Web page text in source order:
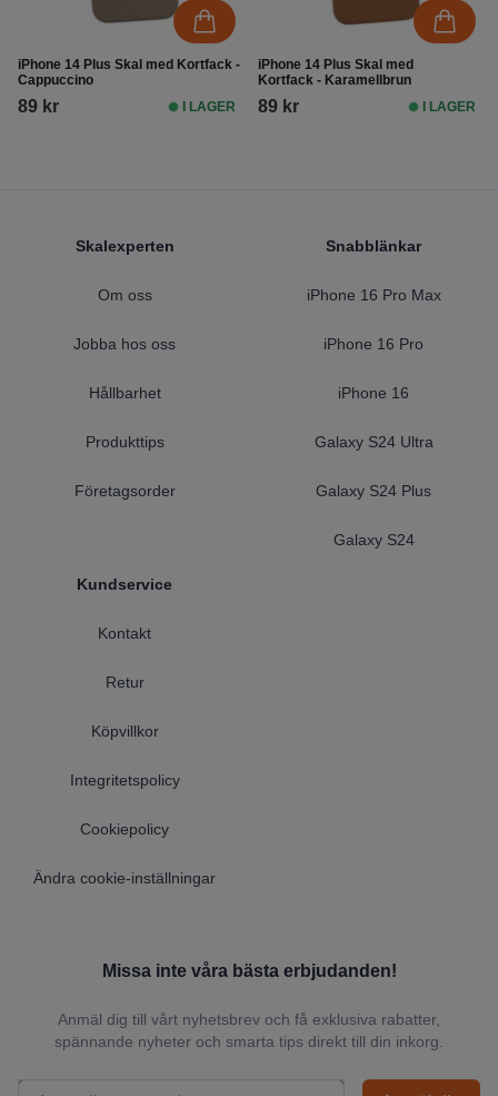
iPhone 14 Plus Skal med Kortfack -
Cappuccino
89 kr I LAGER
iPhone 14 Plus Skal med
Kortfack - Karamellbrun
89 kr I LAGER
Skalexperten
Om oss
Jobba hos oss
Hållbarhet
Produkttips
Företagsorder
Kundservice
Kontakt
Retur
Köpvillkor
Integritetspolicy
Cookiepolicy
Ändra cookie-inställningar
Snabblänkar
iPhone 16 Pro Max
iPhone 16 Pro
iPhone 16
Galaxy S24 Ultra
Galaxy S24 Plus
Galaxy S24
Missa inte våra bästa erbjudanden!
Anmäl dig till vårt nyhetsbrev och få exklusiva rabatter,
spännande nyheter och smarta tips direkt till din inkorg.